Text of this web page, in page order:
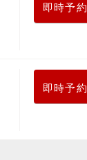
即時予約
即時予約